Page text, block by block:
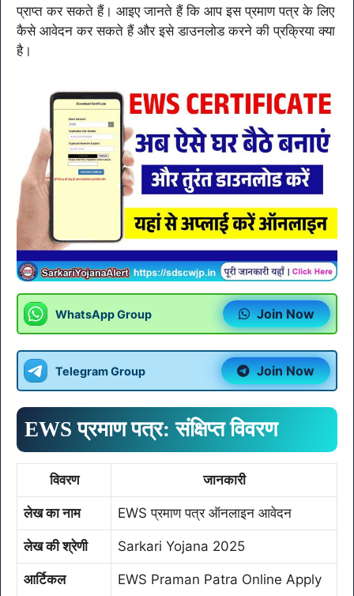
प्राप्त कर सकते हैं। आइए जानते हैं कि आप इस प्रमाण पत्र के लिए
कैसे आवेदन कर सकते हैं और इसे डाउनलोड करने की प्रक्रिया क्या
है।
WhatsApp Group Join Now
Telegram Group Join Now
EWS प्रमाण पत्र: संक्षिप्त विवरण
विवरण जानकारी
लेख का नाम EWS प्रमाण पत्र ऑनलाइन आवेदन
लेख की श्रेणी Sarkari Yojana 2025
आर्टिकल EWS Praman Patra Online Apply